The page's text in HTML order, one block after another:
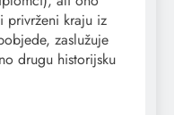
privrženi kraju iz
zaslužuje
drugu historijsku